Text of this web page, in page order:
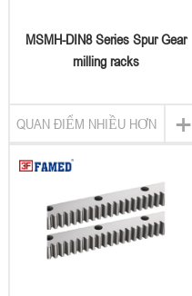
MSMH-DIN8 Series Spur Gear
milling racks
+
QUAN ĐIỂM NHIỀU HƠN